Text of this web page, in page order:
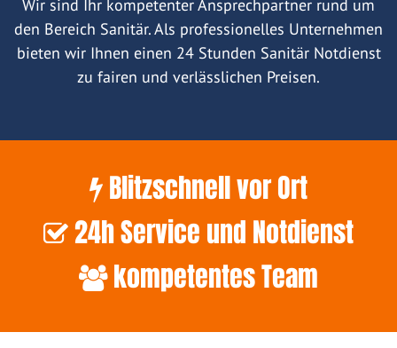
Wir sind Ihr kompetenter Ansprechpartner rund um
den Bereich Sanitär. Als professionelles Unternehmen
bieten wir Ihnen einen 24 Stunden Sanitär Notdienst
zu fairen und verlässlichen Preisen.
Blitzschnell vor Ort
24h Service und Notdienst
kompetentes Team